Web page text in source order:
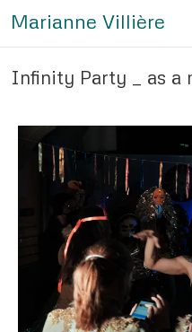
Marianne Villière
Infinity Party _ as a